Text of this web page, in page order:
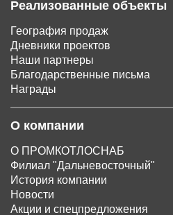
Реализованные объекты
География продаж
Дневники проектов
Наши партнеры
Благодарственные письма
Награды
О компании
О ПРОМКОТЛОСНАБ
Филиал "Дальневосточный"
История компании
Новости
Акции и спецпредложения